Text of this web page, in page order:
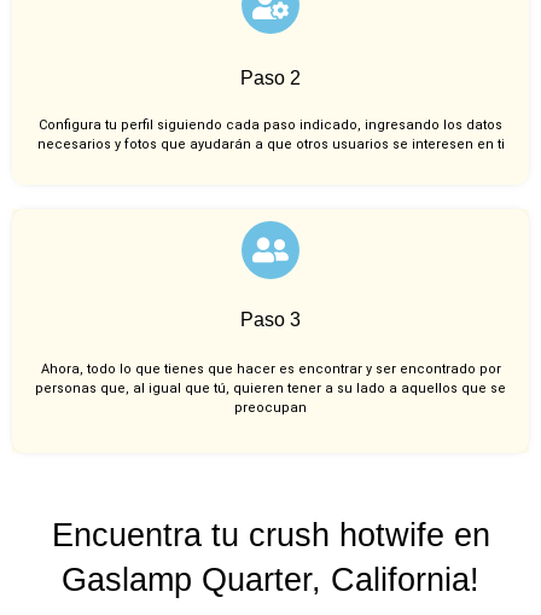
Paso 2
Configura tu perfil siguiendo cada paso indicado, ingresando los datos
necesarios y fotos que ayudarán a que otros usuarios se interesen en ti
Paso 3
Ahora, todo lo que tienes que hacer es encontrar y ser encontrado por
personas que, al igual que tú, quieren tener a su lado a aquellos que se
preocupan
Encuentra tu crush hotwife en
Gaslamp Quarter, California!